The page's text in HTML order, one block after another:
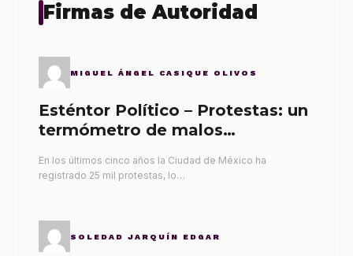
Firmas de Autoridad
MIGUEL ÁNGEL CASIQUE OLIVOS
Esténtor Político – Protestas: un
termómetro de malos
En los últimos cinco años la Ciudad de México ha
registrado 25 mil protestas, lo…
SOLEDAD JARQUÍN EDGAR